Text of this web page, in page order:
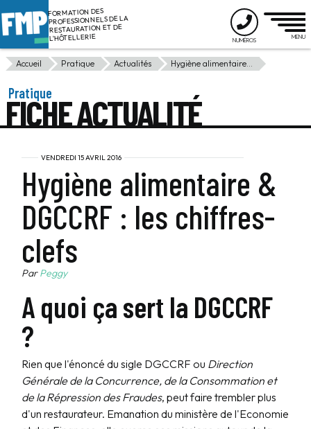
FORMATION DES
PROFESSIONNELS DE LA
RESTAURATION ET DE
L'HÔTELLERIE
Accueil Pratique Actualités Hygiène alimentaire...
Pratique
FICHE ACTUALITÉ
VENDREDI 15 AVRIL 2016
Hygiène alimentaire &
DGCCRF : les chiffres-
clefs
ParPeggy
A quoi ça sert la DGCCRF
?
Rien que l'énoncé du sigle DGCCRF ou Direction
Générale de la Concurrence, de la Consommation et
de la Répression des Fraudes, peut faire trembler plus
d'un restaurateur. Emanation du ministère de l'Economie